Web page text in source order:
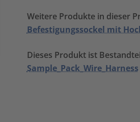
Weitere Produkte in dieser
Befestigungssockel mit
Dieses Produkt ist
Sample_Pack_Wire_Harness